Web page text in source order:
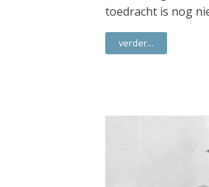
toedracht is nog
verder...